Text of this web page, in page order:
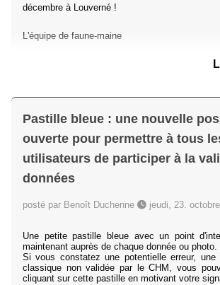
décembre à Louverné !
L'équipe de faune-maine
Pastille bleue : une nouvelle
ouverte pour permettre à tous
utilisateurs de participer à la
données
posté par Benoît Duchenne jeudi, 23.
Une petite pastille bleue avec un point
maintenant auprès de chaque donnée ou photo.
Si vous constatez une potentielle erreur, une
classique non validée par le CHM, vous
cliquant sur cette pastille en motivant votre